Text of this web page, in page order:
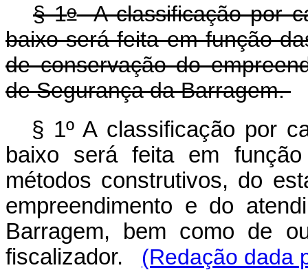
§ 1oA classificação por
baixo será feita em função
de conservação do
de Segurança da Barragem.
§ 1º A classificação por
baixo será feita em
métodos construtivos, do
empreendimento e do
Barragem, bem como de
fiscalizador. (Redação dada